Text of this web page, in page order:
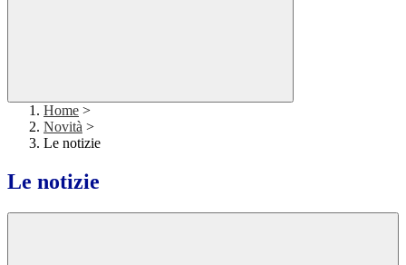
Home >
Novità >
Le notizie
Le notizie